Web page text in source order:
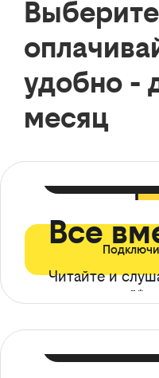
удобно -
месяц
Все
Читайте и
ограничений*